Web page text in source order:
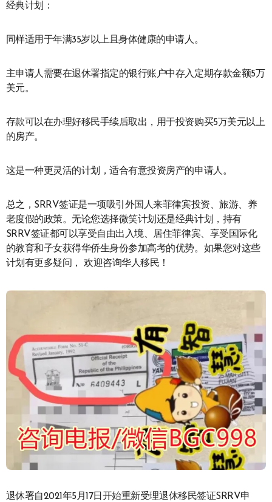
经典计划：
同样适用于年满35岁以上且身体健康的申请人。
主申请人需要在退休署指定的银行账户中存入定期存款金额5万
美元。
存款可以在办理好移民手续后取出，用于投资购买5万美元以上
的房产。
这是一种更灵活的计划，适合有意投资房产的申请人。
总之，SRRV签证是一项吸引外国人来菲律宾投资、旅游、养
老度假的政策。无论您选择微笑计划还是经典计划，持有
SRRV签证都可以享受自由出入境、居住菲律宾、享受国际化
的教育和子女获得华侨生身份参加高考的优势。如果您对这些
计划有更多疑问， 欢迎咨询华人移民！
退休署自2021年5月17日开始重新受理退休移民签证SRRV申